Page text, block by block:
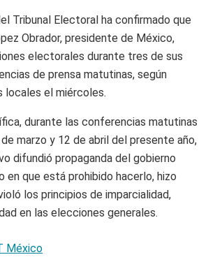
Tribunal Electoral ha confirmado que
Obrador, presidente de México,
electorales durante tres de sus
de prensa matutinas, según
locales el miércoles.
durante las conferencias matutinas
marzo y 12 de abril del presente año,
difundió propaganda del gobierno
en que está prohibido hacerlo, hizo
los principios de imparcialidad,
en las elecciones generales.
México